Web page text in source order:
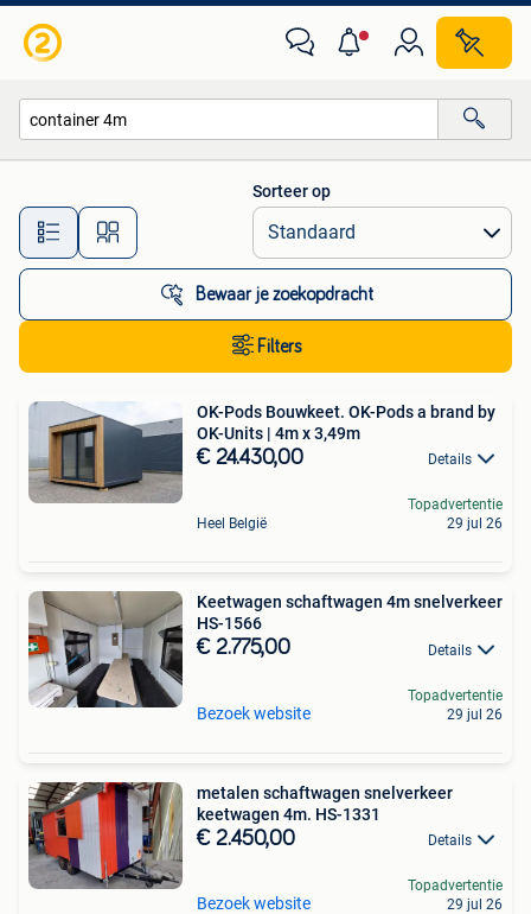
Alle afstanden…
Sorteer op
Bewaar je zoekopdracht
Filters
OK-Pods Bouwkeet. OK-Pods a brand by
OK-Units | 4m x 3,49m
€ 24.430,00 Details
Heel België
Topadvertentie
29 jul 26
Keetwagen schaftwagen 4m snelverkeer
HS-1566
€ 2.775,00 Details
Bezoek website
Topadvertentie
29 jul 26
metalen schaftwagen snelverkeer
keetwagen 4m. HS-1331
€ 2.450,00 Details
Bezoek website
Topadvertentie
29 jul 26